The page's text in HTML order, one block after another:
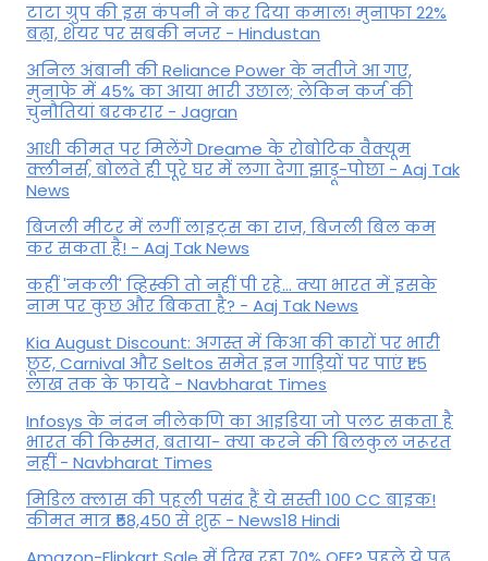
टाटा ग्रुप की इस कंपनी ने कर दिया कमाल! मुनाफा 22%
बढ़ा, शेयर पर सबकी नजर - Hindustan
अनिल अंबानी की Reliance Power के नतीजे आ गए,
मुनाफे में 45% का आया भारी उछाल; लेकिन कर्ज की
चुनौतियां बरकरार - Jagran
आधी कीमत पर मिलेंगे Dreame के रोबोटिक वैक्यूम
क्लीनर्स, बोलते ही पूरे घर में लगा देगा झाड़ू-पोछा - Aaj Tak
News
बिजली मीटर में लगीं लाइट्स का राज़, बिजली बिल कम
कर सकता है! - Aaj Tak News
कहीं 'नकली' व्हिस्की तो नहीं पी रहे... क्या भारत में इसके
नाम पर कुछ और बिकता है? - Aaj Tak News
Kia August Discount: अगस्त में किआ की कारों पर भारी
छूट, Carnival और Seltos समेत इन गाड़ियों पर पाएं ₹1.5
लाख तक के फायदे - Navbharat Times
Infosys के नंदन नीलेकणि का आइडिया जो पलट सकता है
भारत की किस्मत, बताया- क्या करने की बिलकुल जरूरत
नहीं - Navbharat Times
मिडिल क्लास की पहली पसंद हैं ये सस्ती 100 CC बाइक!
कीमत मात्र ₹58,450 से शुरू - News18 Hindi